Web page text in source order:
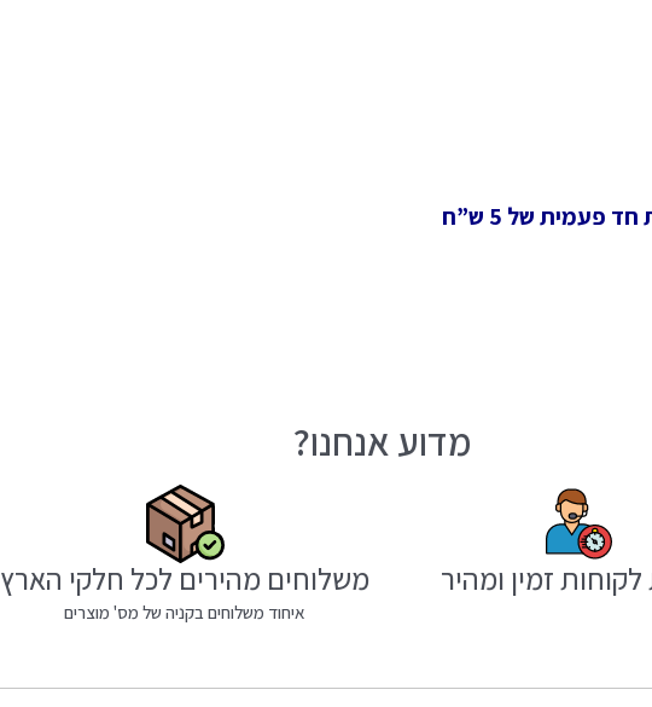
של 5 ש”ח
מדוע אנחנו?
זמין ומהיר משלוחים מהירים לכל חלקי הארץ
איחוד משלוחים בקניה של מס' מוצרים